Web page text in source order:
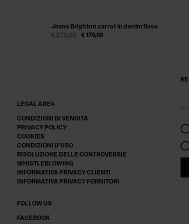
Jeans Brighton carrot in denim fisso
€ 176,00
€ 270,00
LEGAL AREA
CONDIZIONI DI VENDITA
PRIVACY POLICY
COOKIES
CONDIZIONI D'USO
RISOLUZIONE DELLE CONTROVERSIE
WHISTLEBLOWING
INFORMATIVA PRIVACY CLIENTI
INFORMATIVA PRIVACY FORNITORI
FOLLOW US
FACEBOOK